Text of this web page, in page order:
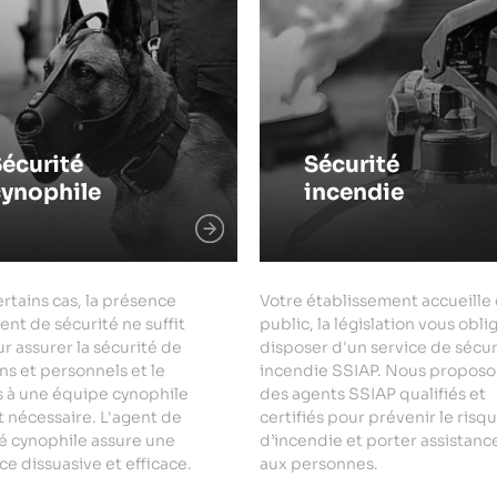
cas, la présence
de sécurité ne suffit
assurer la sécurité de
et personnels et le
à une équipe cynophile
nécessaire. L'agent de
cynophile assure une
dissuasive et efficace.
Sécurité
incendie
Votre établissement accueille
public, la législation vous
disposer d'un service de
incendie SSIAP. Nous
des agents SSIAP qualifiés et
certifiés pour prévenir le
d’incendie et porter
aux personnes.